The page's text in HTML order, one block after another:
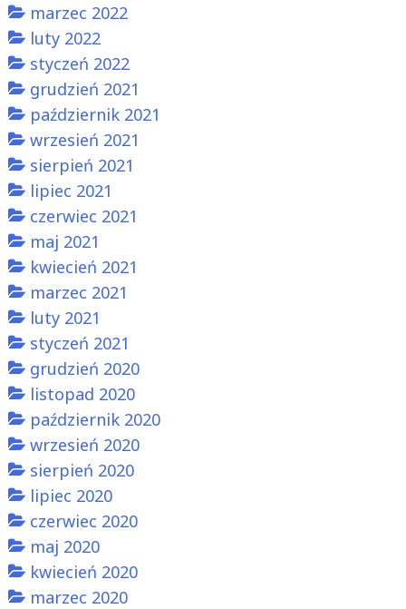
marzec 2022
luty 2022
styczeń 2022
grudzień 2021
październik 2021
wrzesień 2021
sierpień 2021
lipiec 2021
czerwiec 2021
maj 2021
kwiecień 2021
marzec 2021
luty 2021
styczeń 2021
grudzień 2020
listopad 2020
październik 2020
wrzesień 2020
sierpień 2020
lipiec 2020
czerwiec 2020
maj 2020
kwiecień 2020
marzec 2020